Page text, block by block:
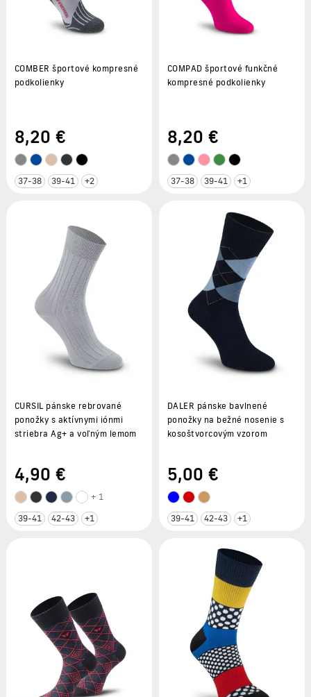
COMBER športové kompresné
podkolienky
8,20 €
37-38 39-41 +2
COMPAD športové funkčné
kompresné podkolienky
8,20 €
37-38 39-41 +1
CURSIL pánske rebrované
ponožky s aktívnymi iónmi
striebra Ag+ a voľným lemom
4,90 €
+ 1
39-41 42-43 +1
DALER pánske bavlnené
ponožky na bežné nosenie s
kosoštvorcovým vzorom
5,00 €
39-41 42-43 +1